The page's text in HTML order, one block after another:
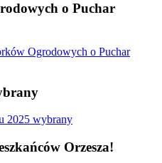
o Puchar
Ogrodowych o Puchar
2025 wybrany
Orzesza!